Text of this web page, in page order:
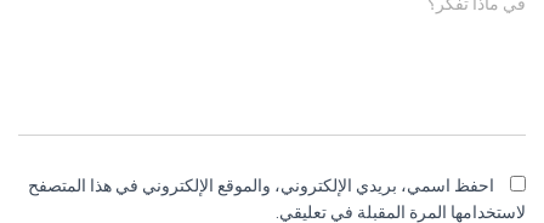
احفظ اسمي، بريدي الإلكتروني، والموقع الإلكتروني في هذا المتصفح
لاستخدامها المرة المقبلة في تعليقي.